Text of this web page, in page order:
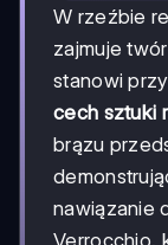
W rzeźbie
zajmuje
stanowi
cech sztuki
brązu
nawiązanie